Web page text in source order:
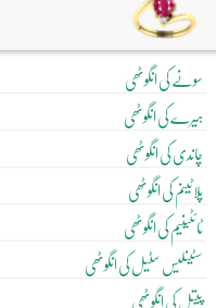
سونے کی انگوٹھی
ہیرے کی انگوٹھی
چاندی کی انگوٹھی
پلاٹینم کی انگوٹھی
ٹائٹینیم کی انگوٹھی
سٹینلیس سٹیل کی انگوٹھی